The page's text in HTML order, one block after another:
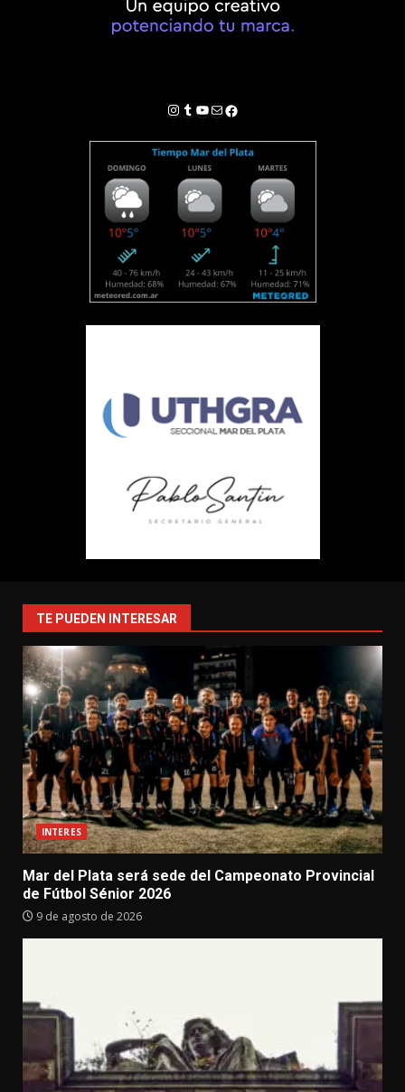
Instagram
Tumblr
YouTube
Correo electrónico
Facebook
TE PUEDEN INTERESAR
INTERES
Mar del Plata será sede del Campeonato Provincial
de Fútbol Sénior 2026
9 de agosto de 2026